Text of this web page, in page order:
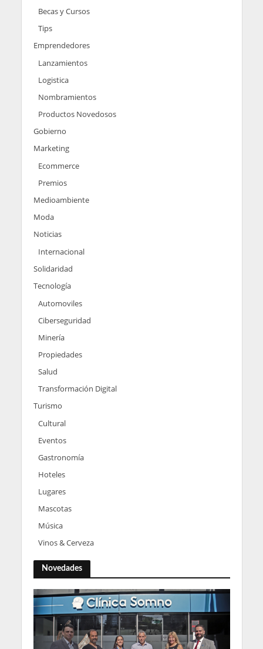
Becas y Cursos
Tips
Emprendedores
Lanzamientos
Logistica
Nombramientos
Productos Novedosos
Gobierno
Marketing
Ecommerce
Premios
Medioambiente
Moda
Noticias
Internacional
Solidaridad
Tecnología
Automoviles
Ciberseguridad
Minería
Propiedades
Salud
Transformación Digital
Turismo
Cultural
Eventos
Gastronomía
Hoteles
Lugares
Mascotas
Música
Vinos & Cerveza
Novedades